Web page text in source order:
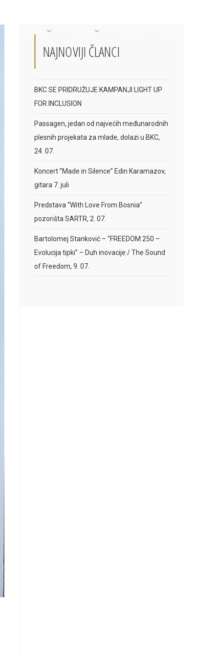
NAJNOVIJI ČLANCI
BKC SE PRIDRUŽUJE KAMPANJI LIGHT UP
FOR INCLUSION
Passagen, jedan od najvećih međunarodnih
plesnih projekata za mlade, dolazi u BKC,
24. 07.
Koncert ”Made in Silence” Edin Karamazov,
gitara 7. juli
Predstava “With Love From Bosnia”
pozorišta SARTR, 2. 07.
Bartolomej Stanković – “FREEDOM 250 –
Evolucija tipki” – Duh inovacije / The Sound
of Freedom, 9. 07.